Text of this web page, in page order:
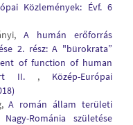
Közlemények: Évf. 6
A humán erőforrás
2. rész: A "bürokrata”
of function of human
II. , Közép-Európai
A román állam területi
Románia születése